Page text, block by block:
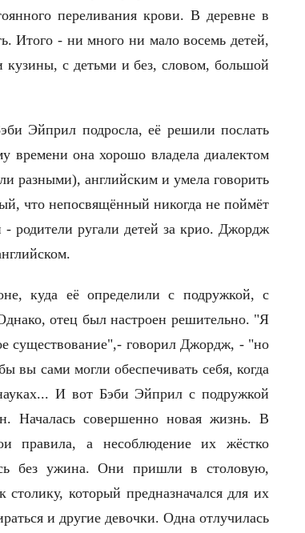
переливания крови. В деревне в
Итого - ни много ни мало восемь детей,
кузины, с детьми и без, словом, большой
Эйприл подросла, её решили послать
времени она хорошо владела диалектом
разными), английским и умела говорить
что непосвящённый никогда не поймёт
- родители ругали детей за крио. Джордж
куда её определили с подружкой, с
отец был настроен решительно. "Я
существование",- говорил Джордж, - "но
вы сами могли обеспечивать себя, когда
И вот Бэби Эйприл с подружкой
Началась совершенно новая жизнь. В
правила, а несоблюдение их жёстко
без ужина. Они пришли в столовую,
который предназначался для их
и другие девочки. Одна отлучилась